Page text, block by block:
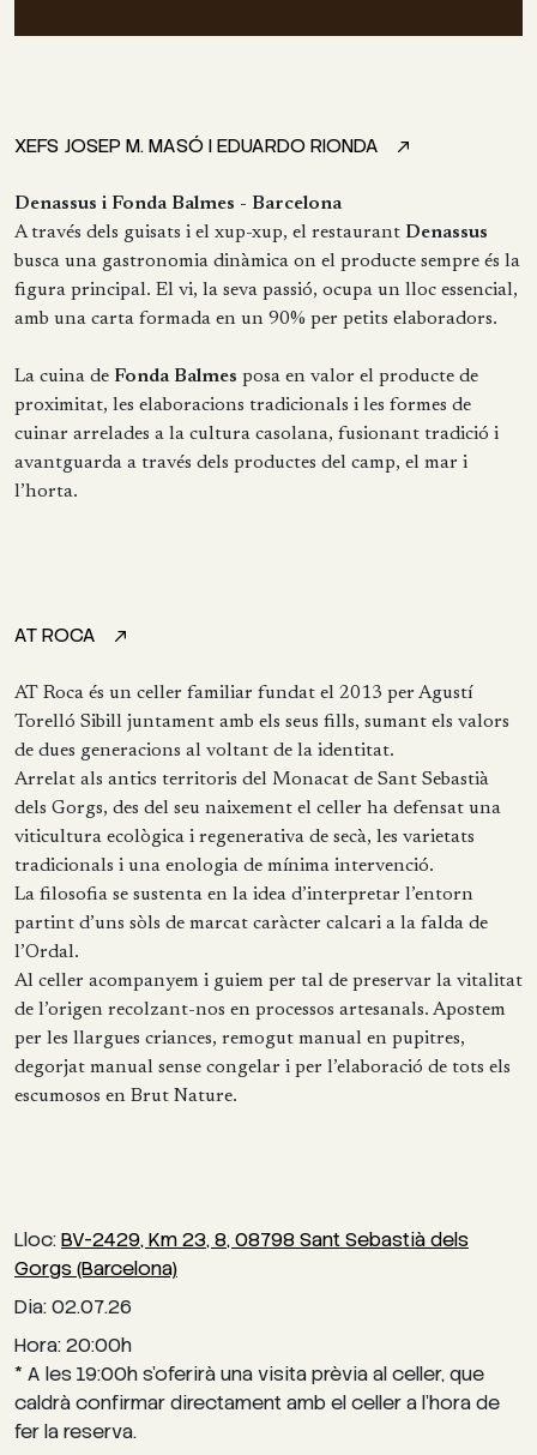
XEFS JOSEP M. MASÓ I EDUARDO RIONDA
Denassus i Fonda Balmes - Barcelona
A través dels guisats i el xup-xup, el restaurant Denassus
busca una gastronomia dinàmica on el producte sempre és la
figura principal. El vi, la seva passió, ocupa un lloc essencial,
amb una carta formada en un 90% per petits elaboradors.
La cuina de Fonda Balmes posa en valor el producte de
proximitat, les elaboracions tradicionals i les formes de
cuinar arrelades a la cultura casolana, fusionant tradició i
avantguarda a través dels productes del camp, el mar i
l’horta.
AT ROCA
AT Roca és un celler familiar fundat el 2013 per Agustí
Torelló Sibill juntament amb els seus fills, sumant els valors
de dues generacions al voltant de la identitat.
Arrelat als antics territoris del Monacat de Sant Sebastià
dels Gorgs, des del seu naixement el celler ha defensat una
viticultura ecològica i regenerativa de secà, les varietats
tradicionals i una enologia de mínima intervenció.
La filosofia se sustenta en la idea d’interpretar l’entorn
partint d’uns sòls de marcat caràcter calcari a la falda de
l’Ordal.
Al celler acompanyem i guiem per tal de preservar la vitalitat
de l’origen recolzant-nos en processos artesanals. Apostem
per les llargues criances, remogut manual en pupitres,
degorjat manual sense congelar i per l’elaboració de tots els
escumosos en Brut Nature.
Lloc:BV-2429, Km 23, 8, 08798 Sant Sebastià dels
Gorgs (Barcelona)
Dia: 02.07.26
Hora: 20:00h
* A les 19:00h s’oferirà una visita prèvia al celler, que
caldrà confirmar directament amb el celler a l’hora de
fer la reserva.